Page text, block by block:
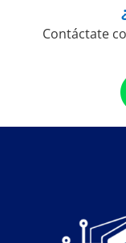
Contáctate